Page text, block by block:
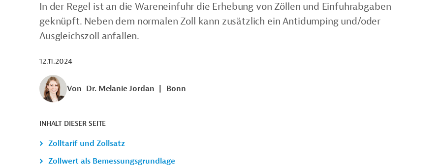
In der Regel ist an die Wareneinfuhr die Erhebung von Zöllen und Einfuhrabgaben
geknüpft. Neben dem normalen Zoll kann zusätzlich ein Antidumping und/oder
Ausgleichszoll anfallen.
12.11.2024
Von Dr. Melanie Jordan Bonn
INHALT DIESER SEITE
Zolltarif und Zollsatz
Zollwert als Bemessungsgrundlage